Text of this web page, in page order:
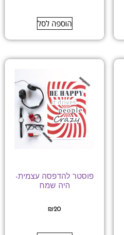
הוספה לסל
פוסטר להדפסה עצמית-
היה שמח
₪20